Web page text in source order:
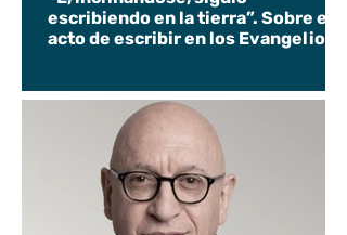
escribiendo en la tierra”. Sobre el
acto de escribir en los Evangelios.